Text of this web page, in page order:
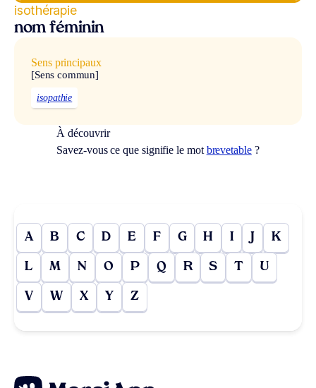
isothérapie
nom féminin
Sens principaux
[Sens commun]
isopathie
À découvrir
Savez-vous ce que signifie le mot brevetable?
A B C D E F G H I J K
L M N O P Q R S T U
V W X Y Z